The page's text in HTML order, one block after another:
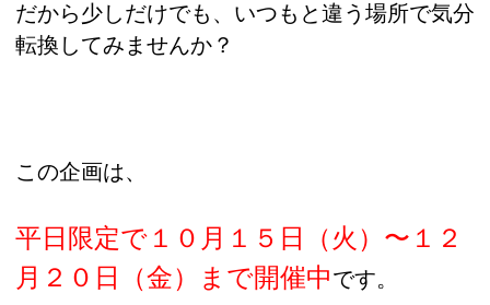
だから少しだけでも、いつもと違う場所で気分
転換してみませんか？
この企画は、
平日限定で１０月１５日（火）〜１２
月２０日（金）まで開催中です。